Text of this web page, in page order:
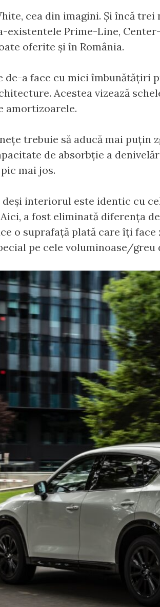
cea din imagini. Și încă
existentele Prime-Line,
oferite și în România.
de-a face cu mici îmbunătățiri
Acestea vizează
amortizoarele.
trebuie să aducă mai puțin
de absorbție a
mai jos.
deși interiorul este identic cu
a fost eliminată diferența
o suprafață plată care îți
pe cele voluminoase/greu